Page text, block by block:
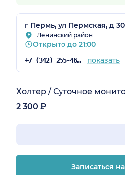
г Пермь, ул Пермская, д 30
Ленинский район
Открыто до 21:00
+7 (342) 255-46-71 показать
Холтер / Суточное
2 300 ₽
Записаться